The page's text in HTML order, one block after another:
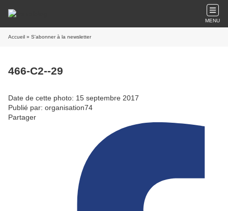
MENU
Accueil » S'abonner à la newsletter
466-C2--29
Date de cette photo: 15 septembre 2017
Publié par: organisation74
Partager